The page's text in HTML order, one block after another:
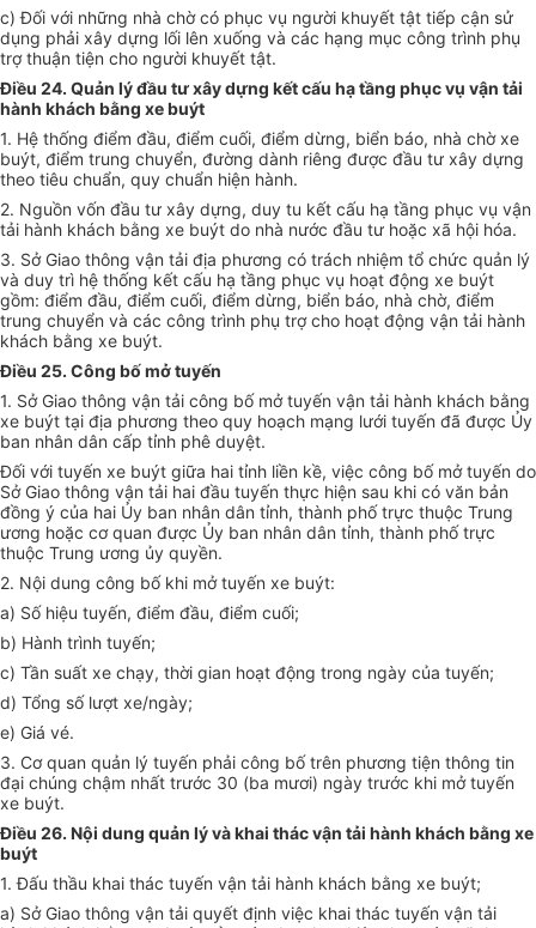
c) Đối với những nhà chờ có phục vụ người khuyết tật tiếp cận sử
dụng phải xây dựng lối lên xuống và các hạng mục công trình phụ
trợ thuận tiện cho người khuyết tật.
Điều 24. Quản lý đầu tư xây dựng kết cấu hạ tầng phục vụ vận tải
hành khách bằng xe buýt
1. Hệ thống điểm đầu, điểm cuối, điểm dừng, biển báo, nhà chờ xe
buýt, điểm trung chuyển, đường dành riêng được đầu tư xây dựng
theo tiêu chuẩn, quy chuẩn hiện hành.
2. Nguồn vốn đầu tư xây dựng, duy tu kết cấu hạ tầng phục vụ vận
tải hành khách bằng xe buýt do nhà nước đầu tư hoặc xã hội hóa.
3. Sở Giao thông vận tải địa phương có trách nhiệm tổ chức quản lý
và duy trì hệ thống kết cấu hạ tầng phục vụ hoạt động xe buýt
gồm: điểm đầu, điểm cuối, điểm dừng, biển báo, nhà chờ, điểm
trung chuyển và các công trình phụ trợ cho hoạt động vận tải hành
khách bằng xe buýt.
Điều 25. Công bố mở tuyến
1. Sở Giao thông vận tải công bố mở tuyến vận tải hành khách bằng
xe buýt tại địa phương theo quy hoạch mạng lưới tuyến đã được Ủy
ban nhân dân cấp tỉnh phê duyệt.
Đối với tuyến xe buýt giữa hai tỉnh liền kề, việc công bố mở tuyến do
Sở Giao thông vận tải hai đầu tuyến thực hiện sau khi có văn bản
đồng ý của hai Ủy ban nhân dân tỉnh, thành phố trực thuộc Trung
ương hoặc cơ quan được Ủy ban nhân dân tỉnh, thành phố trực
thuộc Trung ương ủy quyền.
2. Nội dung công bố khi mở tuyến xe buýt:
a) Số hiệu tuyến, điểm đầu, điểm cuối;
b) Hành trình tuyến;
c) Tần suất xe chạy, thời gian hoạt động trong ngày của tuyến;
d) Tổng số lượt xe/ngày;
e) Giá vé.
3. Cơ quan quản lý tuyến phải công bố trên phương tiện thông tin
đại chúng chậm nhất trước 30 (ba mươi) ngày trước khi mở tuyến
xe buýt.
Điều 26. Nội dung quản lý và khai thác vận tải hành khách bằng xe
buýt
1. Đấu thầu khai thác tuyến vận tải hành khách bằng xe buýt;
a) Sở Giao thông vận tải quyết định việc khai thác tuyến vận tải